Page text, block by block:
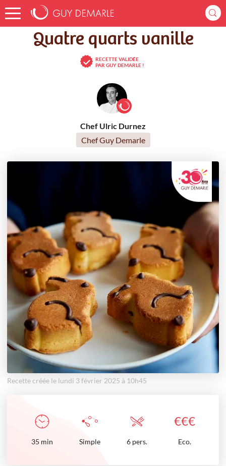
Accueil Recettes Quatre quarts vanille
Quatre quarts vanille
RECETTE VALIDÉE
PAR GUY DEMARLE !
Chef Ulric Durnez
Chef Guy Demarle
Recette créée le lundi 3 février 2025 à 10h45
€€€
35 min Simple 6 pers. Eco.